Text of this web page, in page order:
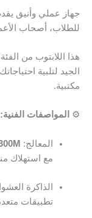
جهاز عملي وأنيق
للطلاب، أصحاب
هذا اللابتوب من
الجيد لتلبية
مكتبية.
⚙️ المواصفات الفنية:
المعالج:
مع استهلاك
الذاكرة
تطبيقات